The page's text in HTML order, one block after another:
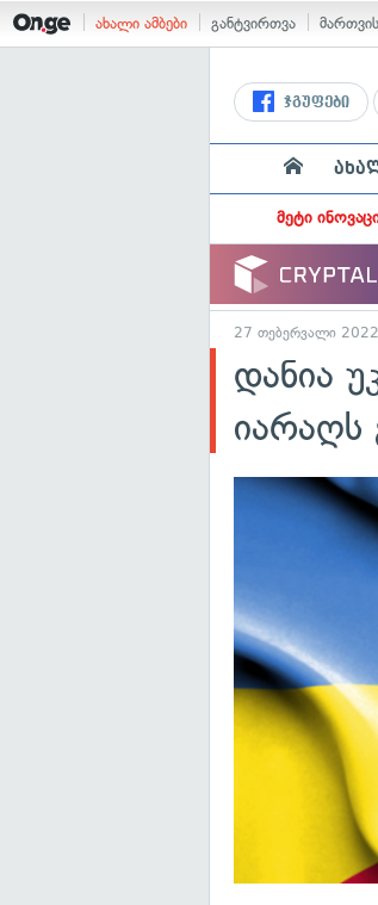
ახალი ამბები განტვირთვა
ჯგუფები
მეტი
27 თებერვალი
დანია
იარაღს